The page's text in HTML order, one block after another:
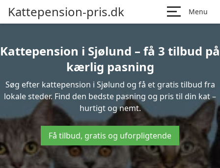
Kattepension-pris.dk Menu
Kattepension i Sjølund – få 3 tilbud på
kærlig pasning
Søg efter kattepension i Sjølund og få et gratis tilbud fra
lokale steder. Find den bedste pasning og pris til din kat –
hurtigt og nemt.
Få tilbud, gratis og uforpligtende